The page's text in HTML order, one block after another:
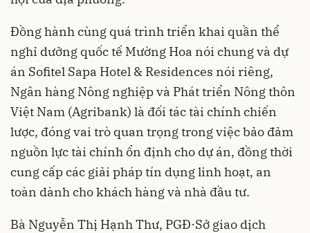
Đồng hành cùng quá trình triển khai quần thể
nghỉ dưỡng quốc tế Mường Hoa nói chung và dự
án Sofitel Sapa Hotel & Residences nói riêng,
Ngân hàng Nông nghiệp và Phát triển Nông thôn
Việt Nam (Agribank) là đối tác tài chính chiến
lược, đóng vai trò quan trọng trong việc bảo đảm
nguồn lực tài chính ổn định cho dự án, đồng thời
cung cấp các giải pháp tín dụng linh hoạt, an
toàn dành cho khách hàng và nhà đầu tư.
Bà Nguyễn Thị Hạnh Thư, PGĐ·Sở giao dịch